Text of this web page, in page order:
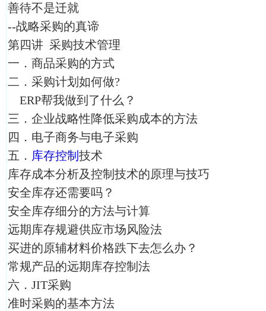
善待不是迁就
--战略采购的真谛
第四讲 采购技术管理
一．商品采购的方式
二．采购计划如何做?
ERP帮我做到了什么？
三．企业战略性降低采购成本的方法
四．电子商务与电子采购
五． 库存控制 技术
库存成本分析及控制技术的原理与技巧
安全库存还需要吗？
安全库存细分的方法与计算
远期库存规避供应市场风险法
买进的原辅材料价格跌下去怎么办？
常规产品的远期库存控制法
六．JIT采购
准时采购的基本方法